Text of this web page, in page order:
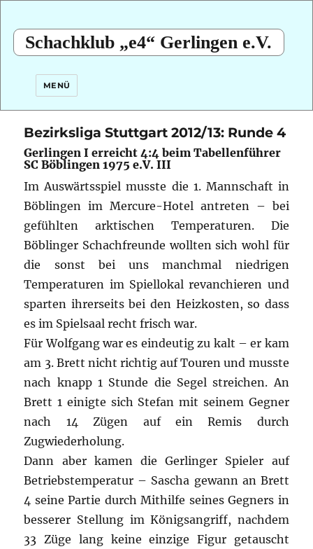
Schachklub „e4“ Gerlingen e.V.
MENÜ
Bezirksliga Stuttgart 2012/13: Runde 4
Gerlingen I erreicht 4:4 beim Tabellenführer
SC Böblingen 1975 e.V. III
Im Auswärtsspiel musste die 1. Mannschaft in
Böblingen im Mercure-Hotel antreten – bei
gefühlten arktischen Temperaturen.Die
Böblinger Schachfreunde wollten sich wohl für
die sonst bei uns manchmal niedrigen
Temperaturen im Spiellokal revanchieren und
sparten ihrerseits bei den Heizkosten, so dass
es im Spielsaal recht frisch war.
Für Wolfgang war es eindeutig zu kalt – er kam
am 3. Brett nicht richtig auf Touren und musste
nach knapp 1 Stunde die Segel streichen. An
Brett 1 einigte sich Stefan mit seinem Gegner
nach 14 Zügen auf ein Remis durch
Zugwiederholung.
Dann aber kamen die Gerlinger Spieler auf
Betriebstemperatur – Sascha gewann an Brett
4 seine Partie durch Mithilfe seines Gegners in
besserer Stellung im Königsangriff, nachdem
33 Züge lang keine einzige Figur getauscht